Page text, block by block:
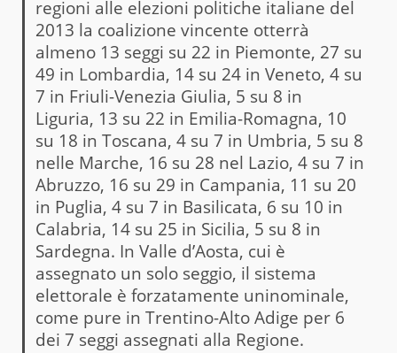
regioni alle elezioni politiche italiane del
2013 la coalizione vincente otterrà
almeno 13 seggi su 22 in Piemonte, 27 su
49 in Lombardia, 14 su 24 in Veneto, 4 su
7 in Friuli-Venezia Giulia, 5 su 8 in
Liguria, 13 su 22 in Emilia-Romagna, 10
su 18 in Toscana, 4 su 7 in Umbria, 5 su 8
nelle Marche, 16 su 28 nel Lazio, 4 su 7 in
Abruzzo, 16 su 29 in Campania, 11 su 20
in Puglia, 4 su 7 in Basilicata, 6 su 10 in
Calabria, 14 su 25 in Sicilia, 5 su 8 in
Sardegna. In Valle d’Aosta, cui è
assegnato un solo seggio, il sistema
elettorale è forzatamente uninominale,
come pure in Trentino-Alto Adige per 6
dei 7 seggi assegnati alla Regione.